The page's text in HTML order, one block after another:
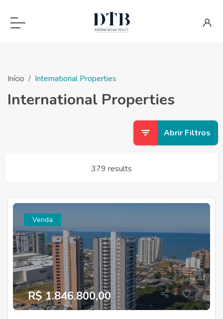
Início International Properties
International Properties
Abrir Filtros
379 results
Venda
R$ 1.846.800,00